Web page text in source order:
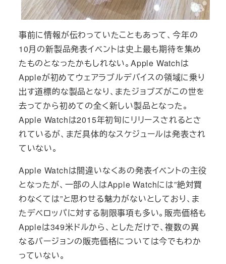
事前に情報が伝わっていたこともあって、今年の
10月の新製品発表イベントは史上最も期待を集め
たものとなったかもしれない。Apple Watchは
Appleが初めてウェアラブルデバイスの領域に乗り
出す道標的な製品となり、またジョブズがこの世を
去ってから初めての全く新しい製品となった。
Apple Watchは2015年初旬にリリースされるとさ
れているが、まだ具体的なスケジュールは発表され
ていない。
Apple Watchは間違いなくあの発表イベントの主役
となったが、一部の人はApple Watchには”絶対買
わなくては”と思わせる魅力がないとしており、ま
たデベロッパに対する制限事項も多い。販売価格も
Appleは349米ドルから、としただけで、複数の異
なるバージョンの販売価格については今でもわか
っていない。